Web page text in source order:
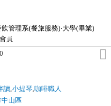
管理系(餐旅服務)‧大學(畢業)
會員
讀,小提琴,咖啡職人
山區